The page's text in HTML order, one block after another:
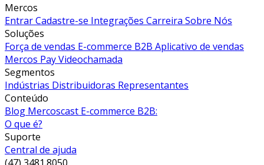
Mercos
EntrarCadastre-se Integrações Carreira Sobre Nós
Soluções
Força de vendas E-commerce B2B Aplicativo de vendas
Mercos PayVideochamada
Segmentos
Indústrias Distribuidoras Representantes
Conteúdo
Blog Mercoscast E-commerce B2B:
O que é?
Suporte
Central de ajuda
(47) 3481.8050